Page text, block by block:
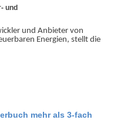
und
und Anbieter von
Energien, stellt die
mehr als 3-fach